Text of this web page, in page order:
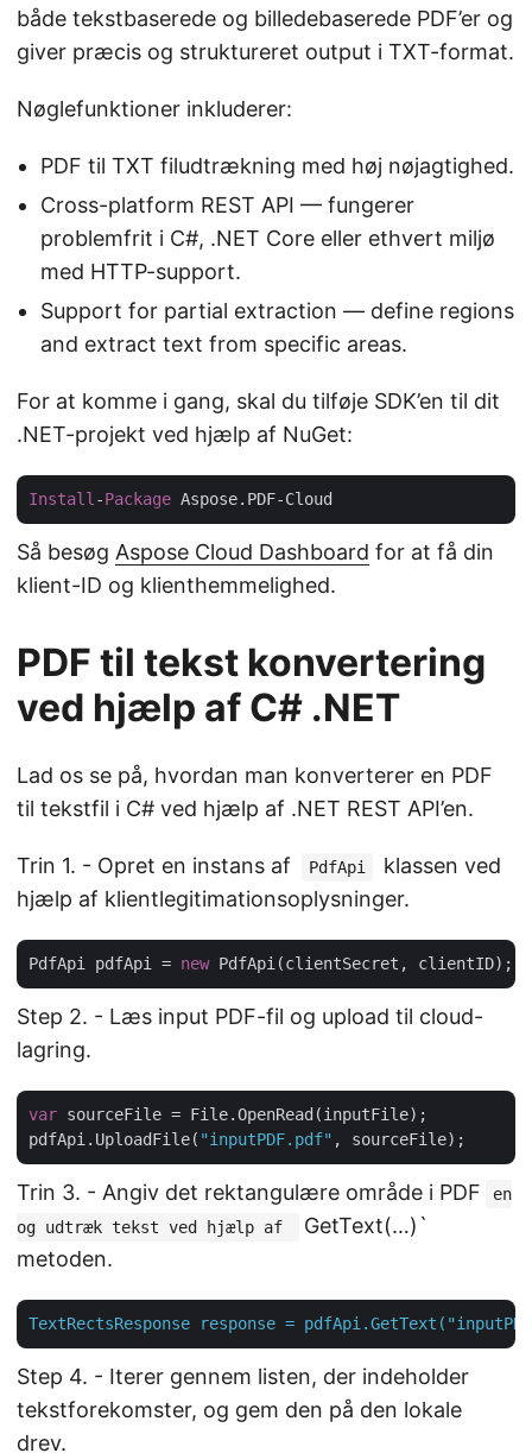
både tekstbaserede og billedebaserede PDF’er og
giver præcis og struktureret output i TXT-format.
Nøglefunktioner inkluderer:
PDF til TXT filudtrækning med høj nøjagtighed.
Cross-platform REST API — fungerer
problemfrit i C#, .NET Core eller ethvert miljø
med HTTP-support.
Support for partial extraction — define regions
and extract text from specific areas.
For at komme i gang, skal du tilføje SDK’en til dit
.NET-projekt ved hjælp af NuGet:
Install-Package
Så besøg Aspose Cloud Dashboard for at få din
klient-ID og klienthemmelighed.
PDF til tekst konvertering
ved hjælp af C# .NET
Lad os se på, hvordan man konverterer en PDF
til tekstfil i C# ved hjælp af .NET REST API’en.
Trin 1. - Opret en instans af PdfApi
klassen ved
hjælp af klientlegitimationsoplysninger.
PdfApi pdfApi = new
Step 2. - Læs input PDF-fil og upload til cloud-
lagring.
var sourceFile = File.OpenRead(inputFile);
pdfApi.UploadFile( "inputPDF.pdf"
Trin 3. - Angiv det rektangulære område i PDF
en
og udtræk tekst ved hjælp af
GetText(…)`
metoden.
TextRectsResponse response =
Step 4. - Iterer gennem listen, der indeholder
tekstforekomster, og gem den på den lokale
drev.